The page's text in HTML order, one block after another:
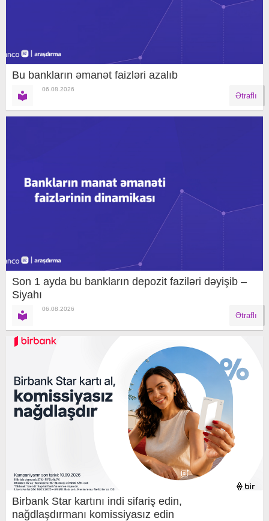
Bu bankların əmanət faizləri azalıb
06.08.2026
Ətraflı
Son 1 ayda bu bankların depozit faziləri dəyişib –
Siyahı
06.08.2026
Ətraflı
Birbank Star kartını indi sifariş edin,
nağdlaşdırmanı komissiyasız edin